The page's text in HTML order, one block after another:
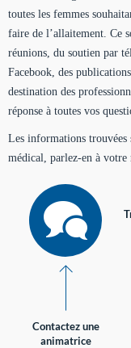
toutes les femmes
faire de l’allaitement. Ce
réunions, du soutien par
Facebook, des
destination des
réponse à toutes vos
Les informations trouvées
médical, parlez-en à votre
Contactez une
animatrice